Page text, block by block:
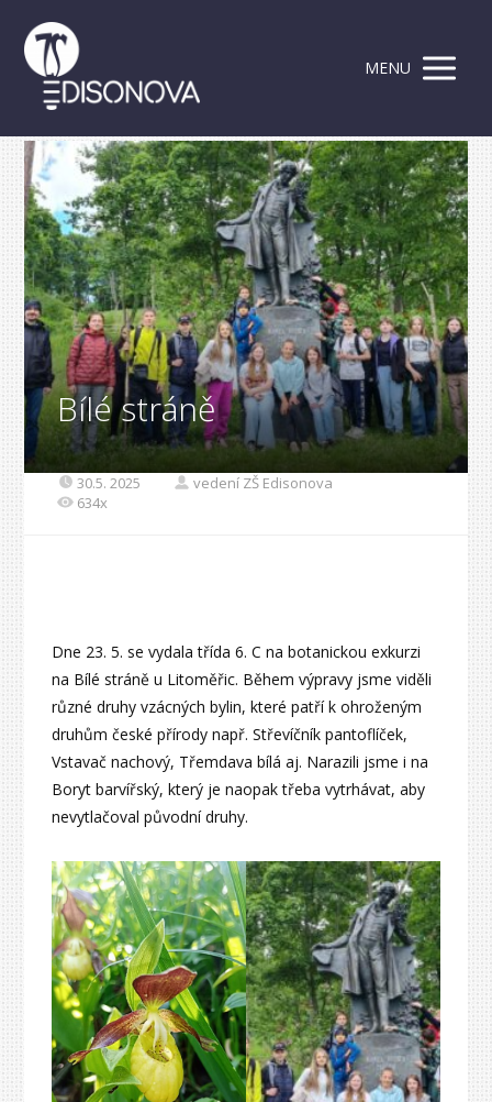
MENU
Bílé stráně
30.5. 2025
vedení ZŠ Edisonova
634x
Dne 23. 5. se vydala třída 6. C na botanickou exkurzi
na Bílé stráně u Litoměřic. Během výpravy jsme viděli
různé druhy vzácných bylin, které patří k ohroženým
druhům české přírody např. Střevíčník pantoflíček,
Vstavač nachový, Třemdava bílá aj. Narazili jsme i na
Boryt barvířský, který je naopak třeba vytrhávat, aby
nevytlačoval původní druhy.